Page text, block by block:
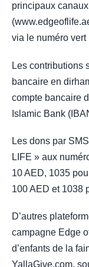
principaux
via le numéro vert
Les contributions
bancaire en
compte bancaire
Islamic Bank
Les dons par
LIFE » aux
10 AED, 1035
100 AED et 1038
D’autres
campagne Edge
d’enfants de la
YallaGive.com,